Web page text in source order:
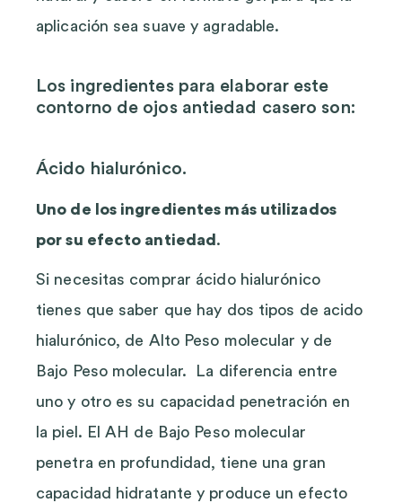
aplicación sea suave y agradable.
Los ingredientes para elaborar este
contorno de ojos antiedad casero son:
Ácido hialurónico.
Uno de los ingredientes más utilizados
por su efecto antiedad .
Si necesitas comprar ácido hialurónico
tienes que saber que hay dos tipos de acido
hialurónico, de Alto Peso molecular y de
Bajo Peso molecular. La diferencia entre
uno y otro es su capacidad penetración en
la piel. El AH de Bajo Peso molecular
penetra en profundidad, tiene una gran
capacidad hidratante y produce un efecto